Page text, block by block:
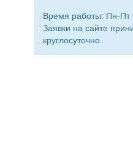
Время работы: Пн-Пт
Заявки на сайте
круглосуточно